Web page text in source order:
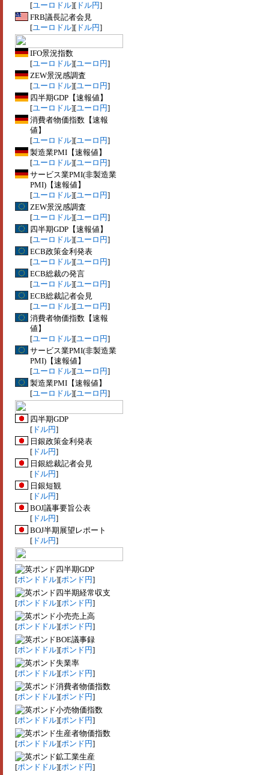
[ユーロドル][ ドル円]
FRB議長記者会見
[ユーロドル][ ドル円]
IFO景況指数
[ユーロドル][ユーロ円]
ZEW景況感調査
[ユーロドル][ユーロ円]
四半期GDP【速報値】
[ユーロドル][ユーロ円]
消費者物価指数【速報
値】
[ユーロドル][ユーロ円]
製造業PMI【速報値】
[ユーロドル][ユーロ円]
サービス業PMI(非製造業
PMI)【速報値】
[ユーロドル][ユーロ円]
ZEW景況感調査
[ユーロドル][ユーロ円]
四半期GDP【速報値】
[ユーロドル][ユーロ円]
ECB政策金利発表
[ユーロドル][ユーロ円]
ECB総裁の発言
[ユーロドル][ユーロ円]
ECB総裁記者会見
[ユーロドル][ユーロ円]
消費者物価指数【速報
値】
[ユーロドル][ユーロ円]
サービス業PMI(非製造業
PMI)【速報値】
[ユーロドル][ユーロ円]
製造業PMI【速報値】
[ユーロドル][ユーロ円]
四半期GDP
[ ドル円]
日銀政策金利発表
[ ドル円]
日銀総裁記者会見
[ ドル円]
日銀短観
[ ドル円]
BOJ議事要旨公表
[ ドル円]
BOJ半期展望レポート
[ ドル円]
四半期GDP
[ポンドドル][ポンド円]
四半期経常収支
[ポンドドル][ポンド円]
小売売上高
[ポンドドル][ポンド円]
BOE議事録
[ポンドドル][ポンド円]
失業率
[ポンドドル][ポンド円]
消費者物価指数
[ポンドドル][ポンド円]
小売物価指数
[ポンドドル][ポンド円]
生産者物価指数
[ポンドドル][ポンド円]
鉱工業生産
[ポンドドル][ポンド円]